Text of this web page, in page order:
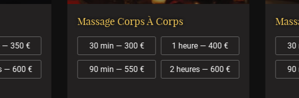
350 €
600 €
Massage Corps À Corps
30 min — 300 € 1 heure — 400 €
90 min — 550 € 2 heures — 600 €
30
90